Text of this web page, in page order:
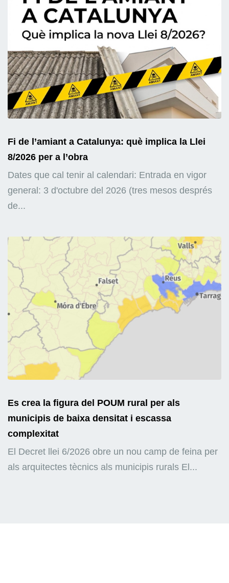
Fi de l’amiant a Catalunya: què implica la Llei
8/2026 per a l’obra
Dates que cal tenir al calendari: Entrada en vigor
general: 3 d'octubre del 2026 (tres mesos després
de...
Es crea la figura del POUM rural per als
municipis de baixa densitat i escassa
complexitat
El Decret llei 6/2026 obre un nou camp de feina per
als arquitectes tècnics als municipis rurals El...